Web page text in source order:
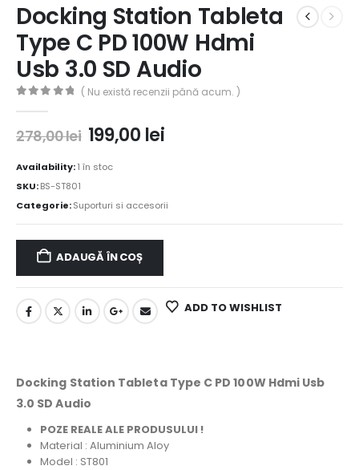
Docking Station Tableta
Type C PD 100W Hdmi
Usb 3.0 SD Audio
( Nu există recenzii până acum. )
278,00lei 199,00 lei
Availability:1 în stoc
SKU:BS-ST801
Categorie:Suporturi si accesorii
ADAUGĂ ÎN COȘ
ADD TO WISHLIST
Docking Station Tableta Type C PD 100W Hdmi Usb
3.0 SD Audio
POZE REALE ALE PRODUSULUI !
Material : Aluminium Aloy
Model : ST801